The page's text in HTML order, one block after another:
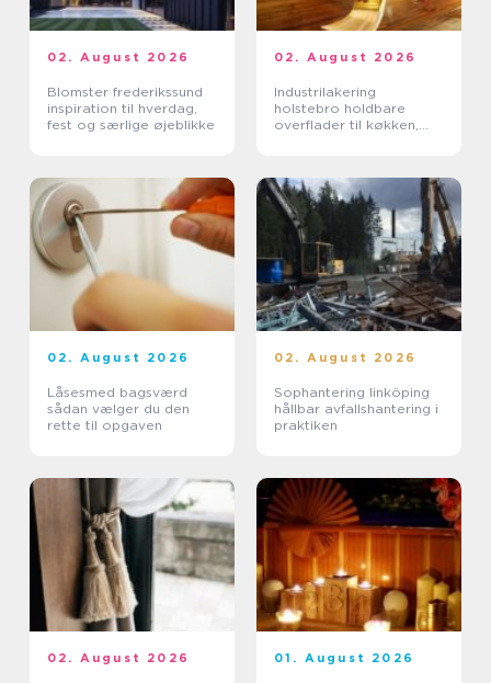
02. August 2026
Blomster frederikssund
inspiration til hverdag,
fest og særlige øjeblikke
02. August 2026
Industrilakering
holstebro holdbare
overflader til køkken,
02. August 2026
Låsesmed bagsværd
sådan vælger du den
rette til opgaven
02. August 2026
Sophantering linköping
hållbar avfallshantering i
praktiken
02. August 2026 01. August 2026